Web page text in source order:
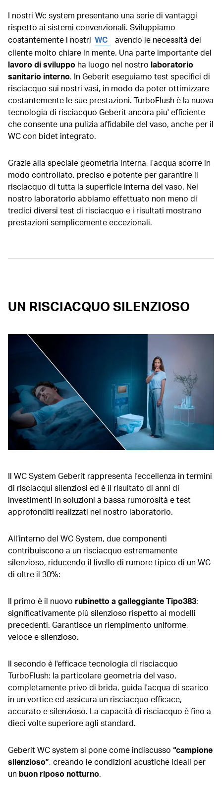
I nostri Wc system presentano una serie di vantaggi
rispetto ai sistemi convenzionali. Sviluppiamo
costantemente i nostri WC
avendo le necessità del
cliente molto chiare in mente. Una parte importante del
lavoro di sviluppo ha luogo nel nostro laboratorio
sanitario interno. In Geberit eseguiamo test specifici di
risciacquo sui nostri vasi, in modo da poter ottimizzare
costantemente le sue prestazioni. TurboFlush è la nuova
tecnologia di risciacquo Geberit ancora piu' efficiente
che consente una pulizia affidabile del vaso, anche per il
WC con bidet integrato.
Grazie alla speciale geometria interna, l’acqua scorre in
modo controllato, preciso e potente per garantire il
risciacquo di tutta la superficie interna del vaso. Nel
nostro laboratorio abbiamo effettuato non meno di
tredici diversi test di risciacquo e i risultati mostrano
prestazioni semplicemente eccezionali.
UN RISCIACQUO SILENZIOSO
Il WC System Geberit rappresenta l'eccellenza in termini
di risciacqui silenziosi ed è il risultato di anni di
investimenti in soluzioni a bassa rumorosità e test
approfonditi realizzati nel nostro laboratorio.
All’interno del WC System, due componenti
contribuiscono a un risciacquo estremamente
silenzioso, riducendo il livello di rumore tipico di un WC
di oltre il 30%:
Il primo è il nuovo rubinetto a galleggiante Tipo383:
significativamente più silenzioso rispetto ai modelli
precedenti. Garantisce un riempimento uniforme,
veloce e silenzioso.
Il secondo è l'efficace tecnologia di risciacquo
TurboFlush: la particolare geometria del vaso,
completamente privo di brida, guida l'acqua di scarico
in un vortice ed assicura un risciacquo efficace,
accurato e silenzioso. La capacità di risciacquo è fino a
dieci volte superiore agli standard.
Geberit WC system si pone come indiscusso “campione
silenzioso”, creando le condizioni acustiche ideali per
un buon riposo notturno.